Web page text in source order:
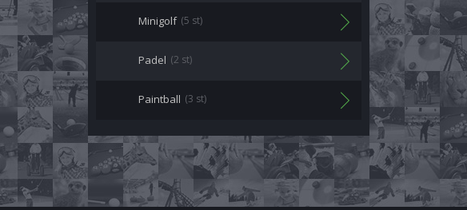
Minigolf (5 st)
Padel (2 st)
Paintball (3 st)